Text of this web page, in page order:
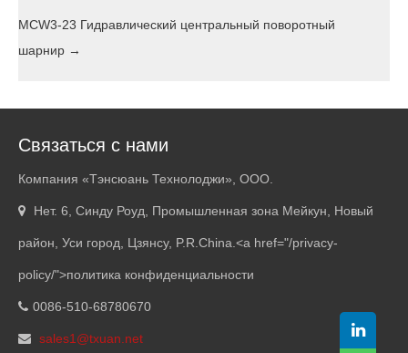
MCW3-23 Гидравлический центральный поворотный
шарнир →
Связаться с нами
Компания «Тэнсюань Технолоджи», ООО.
Нет. 6, Синду Роуд, Промышленная зона Мейкун, Новый
район, Уси город, Цзянсу, P.R.China.<a href="/privacy-
policy/">политика конфиденциальности
0086-510-68780670
sales1@txuan.net